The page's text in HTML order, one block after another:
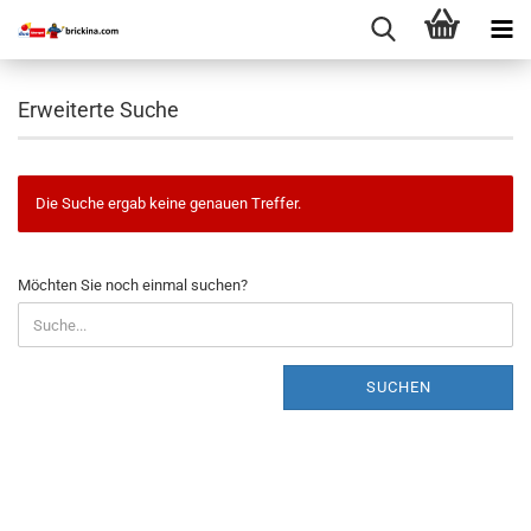
Erweiterte Suche
Die Suche ergab keine genauen Treffer.
MÖCHTEN
SIE
NOCH
EINMAL
Möchten Sie noch einmal suchen?
SUCHEN